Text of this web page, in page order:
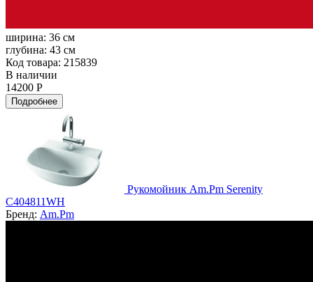
ширина: 36 см
глубина: 43 см
Код товара: 215839
В наличии
14200 Р
Подробнее
Рукомойник Am.Pm Serenity
C404811WH
Бренд: Am.Pm